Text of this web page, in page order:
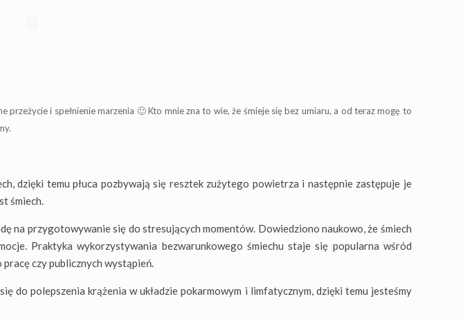
i spełnienie marzenia 🙂 Kto mnie zna to wie, że śmieje się bez umiaru, a od teraz mogę to
dzięki temu płuca pozbywają się resztek zużytego powietrza i następnie zastępuje je
śmiech.
na przygotowywanie się do stresujących momentów. Dowiedziono naukowo, że śmiech
Praktyka wykorzystywania bezwarunkowego śmiechu staje się popularna wśród
czy publicznych wystąpień.
do polepszenia krążenia w układzie pokarmowym i limfatycznym, dzięki temu jesteśmy